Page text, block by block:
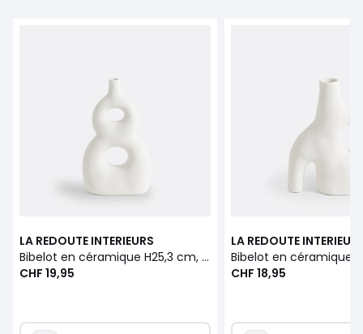
LA REDOUTE INTERIEURS
Bibelot en céramique H25,3 cm, Pieta
CHF 19,95
LA REDOUTE
CHF 18,95